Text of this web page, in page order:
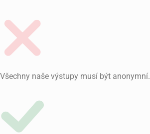
Všechny naše výstupy musí být anonymní.